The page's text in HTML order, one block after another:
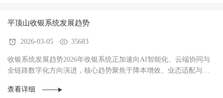
平顶山收银系统发展趋势
2026-03-05 35683
收银系统发展趋势2026年收银系统正加速向AI智能化、云端协同与
全链路数字化方向演进，核心趋势聚焦于‌降本增效、业态适配与数
查看详细